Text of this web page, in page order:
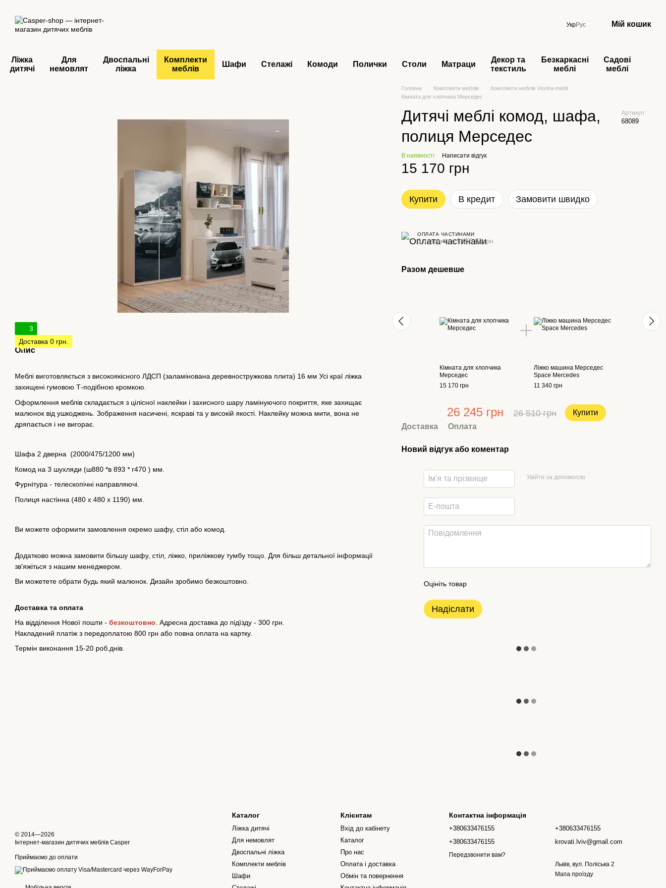
УкрРус Мій кошик
Ліжка
дитячі
Для
немовлят
Двоспальні
ліжка
Комплекти
меблів
Шафи Стелажі Комоди Полички Столи Матраци
Декор та
текстиль
Безкаркасні
меблі
Садові
меблі
3
Доставка 0 грн.
Опис
Меблі виготовляється з високоякісного ЛДСП (заламінована деревностружкова плита) 16 мм Усі краї ліжка
захищені гумовою Т-подібною кромкою.
Оформлення меблів складається з цілісної наклейки і захисного шару ламінуючого покриття, яке захищає
малюнок від ушкоджень. Зображення насичені, яскраві та у високій якості. Наклейку можна мити, вона не
дряпається і не вигорає.
Шафа 2 дверна (2000/475/1200 мм)
Комод на 3 шухляди (ш880 *в 893 * г470 ) мм.
Фурнітура - телескопічні направляючі.
Полиця настінна (480 х 480 х 1190) мм.
Ви можете оформити замовлення окремо шафу, стіл або комод.
Додатково можна замовити більшу шафу, стіл, ліжко, приліжкову тумбу тощо. Для більш детальної інформації
зв'яжіться з нашим менеджером.
Ви можетете обрати будь який малюнок. Дизайн зробимо безкоштовно.
Доставка та оплата
На відділення Нової пошти - безкоштовно . Адресна доставка до підїзду - 300 грн.
Накладений платіж з передоплатою 800 грн або повна оплата на картку.
Термін виконання 15-20 роб.днів.
Головна Комплекти меблів
Комплекти меблів Viorina-mebli
Кімната для хлопчика Мерседес
Дитячі меблі комод, шафа,
полиця Мерседес
Артикул
68089
В наявності Написати відгук
15 170 грн
Купити В кредит Замовити швидко
ОПЛАТА ЧАСТИНАМИ
3 платежі по 5 056.67 грн
Разом дешевше
Кімната для хлопчика
Мерседес
15 170 грн
Ліжко машина Мерседес
Space Mercedes
11 340 грн
26 245 грн 26 510 грн Купити
Доставка Оплата
Новий відгук або коментар
Увійти за допомогою
Оцініть товар
Надіслати
© 2014—2026
Інтернет-магазин дитячих меблів Casper
Приймаємо до оплати
Каталог
Ліжка дитячі
Для немовлят
Двоспальні ліжка
Комплекти меблів
Шафи
Клієнтам
Вхід до кабінету
Каталог
Про нас
Оплата і доставка
Обмін та повернення
Контактна інформація
+380633476155
+380633476155
Передзвонити вам?
+380633476155
krovati.lviv@gmail.com
Львів, вул. Поліська 2
Мапа проїзду